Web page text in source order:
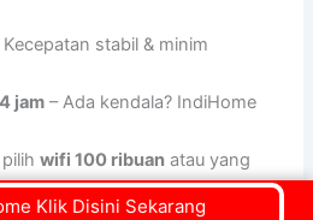
Kecepatan stabil & minim
jam – Ada kendala? IndiHome
pilihwifi 100 ribuan atau yang
Klik Disini Sekarang